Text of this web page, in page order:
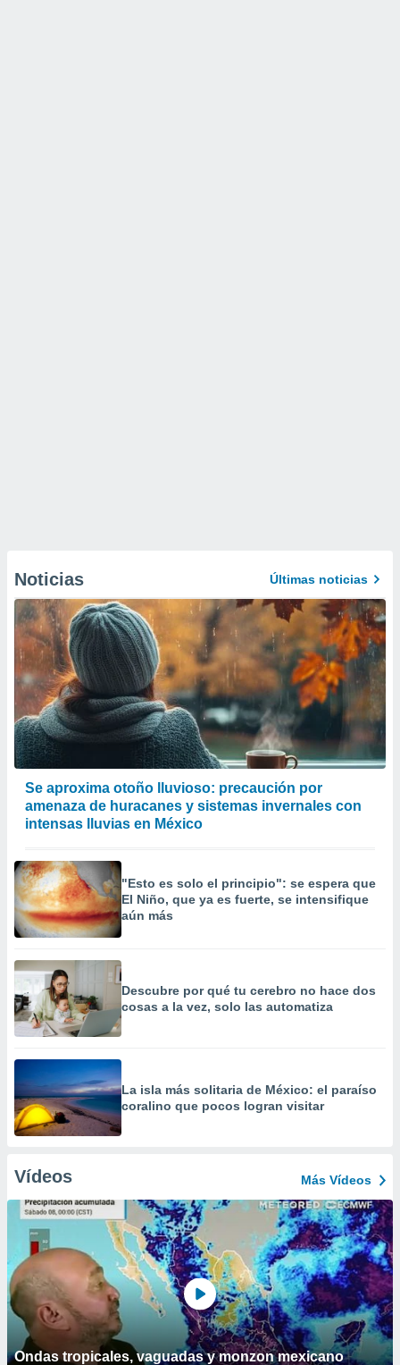
Noticias Últimas noticias
Se aproxima otoño lluvioso: precaución por
amenaza de huracanes y sistemas invernales con
intensas lluvias en México
"Esto es solo el principio": se espera que
El Niño, que ya es fuerte, se intensifique
aún más
Descubre por qué tu cerebro no hace dos
cosas a la vez, solo las automatiza
La isla más solitaria de México: el paraíso
coralino que pocos logran visitar
Vídeos Más Vídeos
Ondas tropicales, vaguadas y monzon mexicano